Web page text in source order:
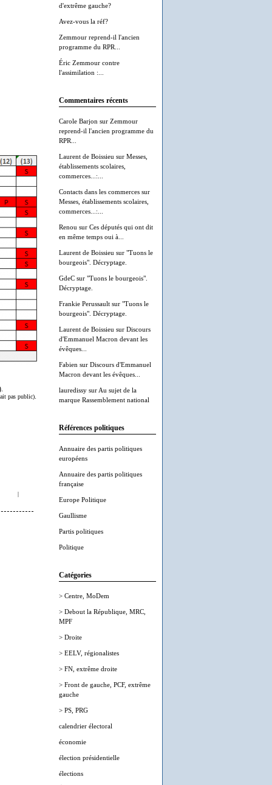
d'extrême gauche?
Avez-vous la réf?
Zemmour reprend-il l'ancien
programme du RPR...
Éric Zemmour contre
l'assimilation :...
Commentaires récents
Carole Barjon sur Zemmour
reprend-il l'ancien programme du
RPR...
Laurent de Boissieu sur Messes,
établissements scolaires,
commerces...:...
Contacts dans les commerces sur
Messes, établissements scolaires,
commerces...:...
Renou sur Ces députés qui ont dit
en même temps oui à...
Laurent de Boissieu sur "Tuons le
bourgeois". Décryptage.
GdeC sur "Tuons le bourgeois".
Décryptage.
Frankie Perussault sur "Tuons le
bourgeois". Décryptage.
Laurent de Boissieu sur Discours
d'Emmanuel Macron devant les
évêques...
Fabien sur Discours d'Emmanuel
Macron devant les évêques...
lauredissy sur Au sujet de la
marque Rassemblement national
Références politiques
Annuaire des partis politiques
européens
Annuaire des partis politiques
française
Europe Politique
Gaullisme
Partis politiques
Politique
Catégories
> Centre, MoDem
> Debout la République, MRC,
MPF
> Droite
> EELV, régionalistes
> FN, extrême droite
> Front de gauche, PCF, extrême
gauche
> PS, PRG
calendrier électoral
économie
élection présidentielle
élections
pas public)
|